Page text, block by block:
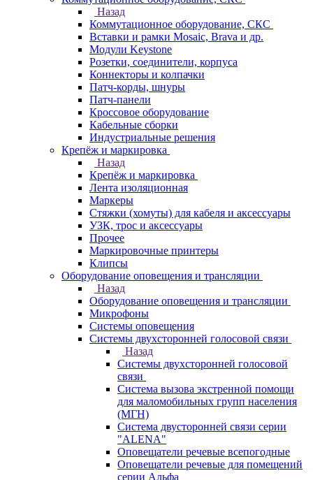
Назад
Коммутационное оборудование, СКС
Вставки и рамки Mosaic, Brava и др.
Модули Keystone
Розетки, соединители, корпуса
Коннекторы и колпачки
Патч-корды, шнуры
Патч-панели
Кроссовое оборудование
Кабельные сборки
Индустриальные решения
Крепёж и маркировка
Назад
Крепёж и маркировка
Лента изоляционная
Маркеры
Стяжки (хомуты) для кабеля и аксессуары
УЗК, трос и аксессуары
Прочее
Маркировочные принтеры
Клипсы
Оборудование оповещения и трансляции
Назад
Оборудование оповещения и трансляции
Микрофоны
Системы оповещения
Системы двухсторонней голосовой связи
Назад
Системы двухсторонней голосовой
связи
Система вызова экстренной помощи
для маломобильных групп населения
(МГН)
Система двусторонней связи серии
"ALENA"
Оповещатели речевые всепогодные
Оповещатели речевые для помещений
серии Альфа